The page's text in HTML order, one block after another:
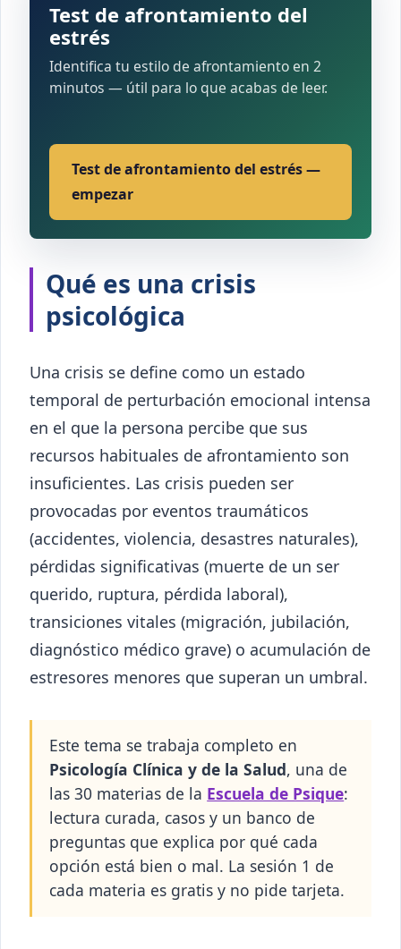
Test de afrontamiento del
estrés
Identifica tu estilo de afrontamiento en 2
minutos — útil para lo que acabas de leer.
Test de afrontamiento del estrés —
empezar
Qué es una crisis
psicológica
Una crisis se define como un estado
temporal de perturbación emocional intensa
en el que la persona percibe que sus
recursos habituales de afrontamiento son
insuficientes. Las crisis pueden ser
provocadas por eventos traumáticos
(accidentes, violencia, desastres naturales),
pérdidas significativas (muerte de un ser
querido, ruptura, pérdida laboral),
transiciones vitales (migración, jubilación,
diagnóstico médico grave) o acumulación de
estresores menores que superan un umbral.
Este tema se trabaja completo en
Psicología Clínica y de la Salud, una de
las 30 materias de la Escuela de Psique:
lectura curada, casos y un banco de
preguntas que explica por qué cada
opción está bien o mal. La sesión 1 de
cada materia es gratis y no pide tarjeta.